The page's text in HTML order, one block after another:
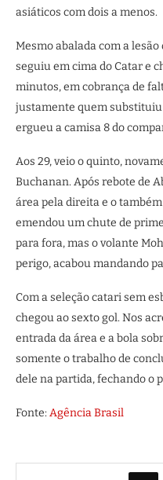
asiáticos com dois a menos.
Mesmo abalada com a lesão
seguiu em cima do Catar e
minutos, em cobrança de
justamente quem substituiu
ergueu a camisa 8 do
Aos 29, veio o quinto,
Buchanan. Após rebote de
área pela direita e o
emendou um chute de
para fora, mas o volante
perigo, acabou mandando
Com a seleção catari sem
chegou ao sexto gol. Nos
entrada da área e a bola
somente o trabalho de
dele na partida, fechando o
Fonte: Agência Brasil